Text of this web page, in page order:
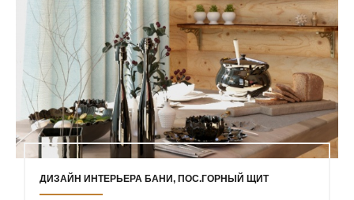
ДИЗАЙН ИНТЕРЬЕРА БАНИ, ПОС.ГОРНЫЙ ЩИТ